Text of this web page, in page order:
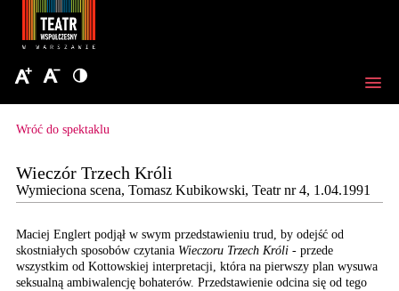
Wróć do spektaklu
Wieczór Trzech Króli
Wymieciona scena, Tomasz Kubikowski, Teatr nr 4, 1.04.1991
Maciej Englert podjął w swym przedstawieniu trud, by odejść od
skostniałych sposobów czytania Wieczoru Trzech Króli - przede
wszystkim od Kottowskiej interpretacji, która na pierwszy plan wysuwa
seksualną ambiwalencję bohaterów. Przedstawienie odcina się od tego